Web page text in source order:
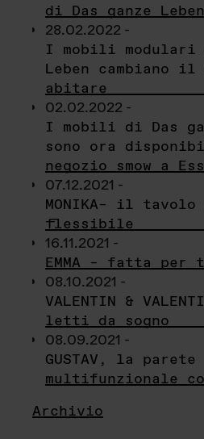
di Das ganze Leben
28.02.2022 -
I mobili modulari
Leben cambiano il
abitare
02.02.2022 -
I mobili di Das
sono ora
negozio smow a
07.12.2021 -
MONIKA– il tavolo
flessibile
16.11.2021 -
EMMA – fatta
08.10.2021 -
VALENTIN &
letti da sogno
08.09.2021 -
GUSTAV, la parete
multifunzionale
Archivio